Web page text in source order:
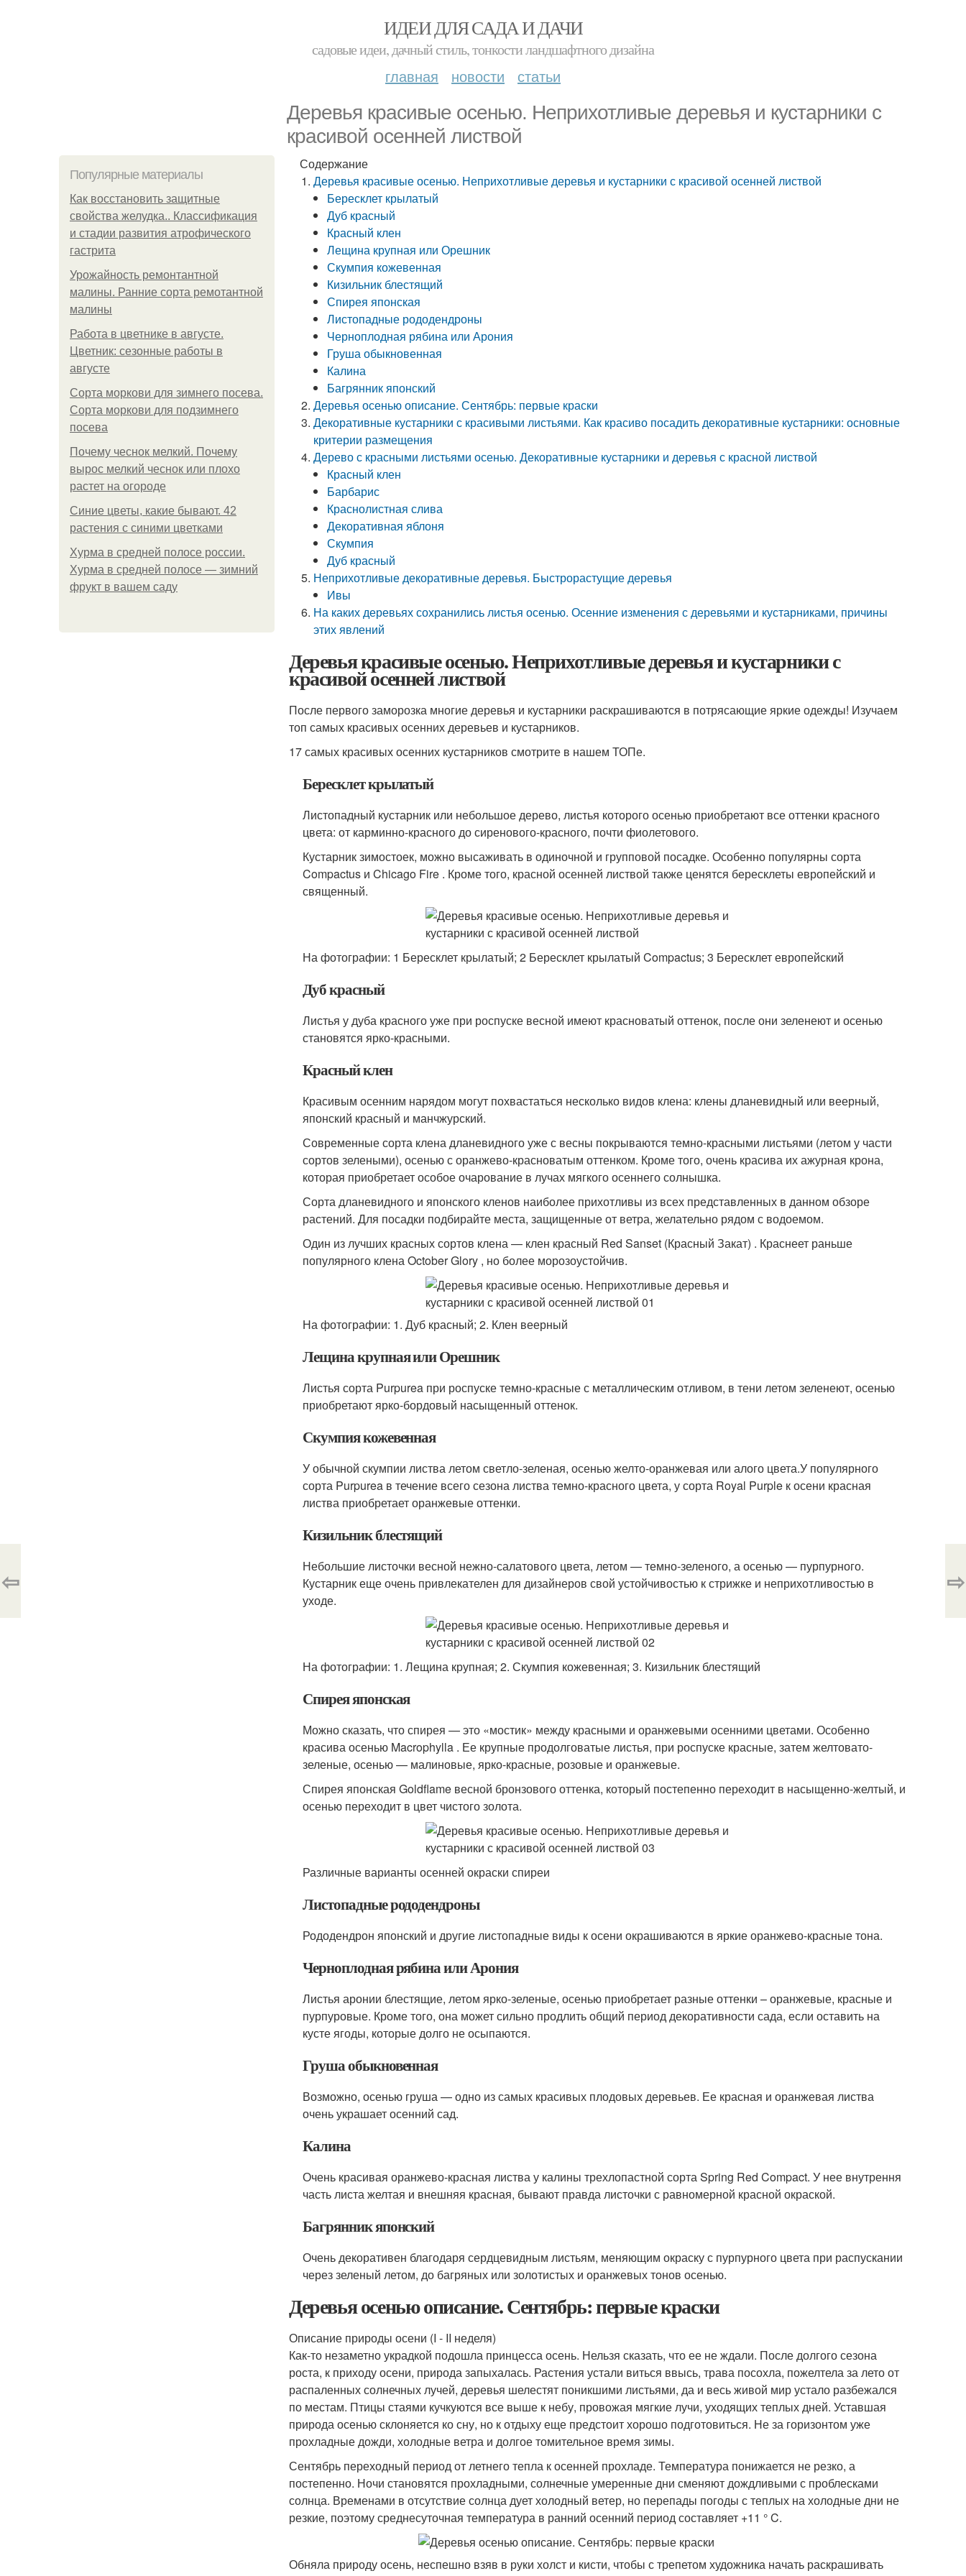
ИДЕИ ДЛЯ САДА И ДАЧИ
садовые идеи, дачный стиль, тонкости ландшафтного дизайна
главная новости статьи
Деревья красивые осенью. Неприхотливые деревья и кустарники с
красивой осенней листвой
Популярные материалы
Как восстановить защитные
свойства желудка.. Классификация
и стадии развития атрофического
гастрита
Урожайность ремонтантной
малины. Ранние сорта ремотантной
малины
Работа в цветнике в августе.
Цветник: сезонные работы в
августе
Сорта моркови для зимнего посева.
Сорта моркови для подзимнего
посева
Почему чеснок мелкий. Почему
вырос мелкий чеснок или плохо
растет на огороде
Синие цветы, какие бывают. 42
растения с синими цветками
Хурма в средней полосе россии.
Хурма в средней полосе — зимний
фрукт в вашем саду
Содержание
Деревья красивые осенью. Неприхотливые деревья и кустарники с красивой осенней листвой
Бересклет крылатый
Дуб красный
Красный клен
Лещина крупная или Орешник
Скумпия кожевенная
Кизильник блестящий
Спирея японская
Листопадные рододендроны
Черноплодная рябина или Арония
Груша обыкновенная
Калина
Багрянник японский
Деревья осенью описание. Сентябрь: первые краски
Декоративные кустарники с красивыми листьями. Как красиво посадить декоративные кустарники: основные
критерии размещения
Дерево с красными листьями осенью. Декоративные кустарники и деревья с красной листвой
Красный клен
Барбарис
Краснолистная слива
Декоративная яблоня
Скумпия
Дуб красный
Неприхотливые декоративные деревья. Быстрорастущие деревья
Ивы
На каких деревьях сохранились листья осенью. Осенние изменения с деревьями и кустарниками, причины
этих явлений
Деревья красивые осенью. Неприхотливые деревья и кустарники с
красивой осенней листвой
После первого заморозка многие деревья и кустарники раскрашиваются в потрясающие яркие одежды! Изучаем
топ самых красивых осенних деревьев и кустарников.
17 самых красивых осенних кустарников смотрите в нашем ТОПе.
Бересклет крылатый
Листопадный кустарник или небольшое дерево, листья которого осенью приобретают все оттенки красного
цвета: от карминно-красного до сиренового-красного, почти фиолетового.
Кустарник зимостоек, можно высаживать в одиночной и групповой посадке. Особенно популярны сорта
Compactus и Chicago Fire . Кроме того, красной осенней листвой также ценятся бересклеты европейский и
священный.
На фотографии: 1 Бересклет крылатый; 2 Бересклет крылатый Compactus; 3 Бересклет европейский
Дуб красный
Листья у дуба красного уже при роспуске весной имеют красноватый оттенок, после они зеленеют и осенью
становятся ярко-красными.
Красный клен
Красивым осенним нарядом могут похвастаться несколько видов клена: клены дланевидный или веерный,
японский красный и манчжурский.
Современные сорта клена дланевидного уже с весны покрываются темно-красными листьями (летом у части
сортов зелеными), осенью с оранжево-красноватым оттенком. Кроме того, очень красива их ажурная крона,
которая приобретает особое очарование в лучах мягкого осеннего солнышка.
Сорта дланевидного и японского кленов наиболее прихотливы из всех представленных в данном обзоре
растений. Для посадки подбирайте места, защищенные от ветра, желательно рядом с водоемом.
Один из лучших красных сортов клена — клен красный Red Sanset (Красный Закат) . Краснеет раньше
популярного клена October Glory , но более морозоустойчив.
На фотографии: 1. Дуб красный; 2. Клен веерный
Лещина крупная или Орешник
Листья сорта Purpurea при роспуске темно-красные с металлическим отливом, в тени летом зеленеют, осенью
приобретают ярко-бордовый насыщенный оттенок.
Скумпия кожевенная
У обычной скумпии листва летом светло-зеленая, осенью желто-оранжевая или алого цвета.У популярного
сорта Purpurea в течение всего сезона листва темно-красного цвета, у сорта Royal Purple к осени красная
листва приобретает оранжевые оттенки.
Кизильник блестящий
Небольшие листочки весной нежно-салатового цвета, летом — темно-зеленого, а осенью — пурпурного.
Кустарник еще очень привлекателен для дизайнеров свой устойчивостью к стрижке и неприхотливостью в
уходе.
На фотографии: 1. Лещина крупная; 2. Скумпия кожевенная; 3. Кизильник блестящий
Спирея японская
Можно сказать, что спирея — это «мостик» между красными и оранжевыми осенними цветами. Особенно
красива осенью Macrophylla . Ее крупные продолговатые листья, при роспуске красные, затем желтовато-
зеленые, осенью — малиновые, ярко-красные, розовые и оранжевые.
Спирея японская Goldflame весной бронзового оттенка, который постепенно переходит в насыщенно-желтый, и
осенью переходит в цвет чистого золота.
Различные варианты осенней окраски спиреи
Листопадные рододендроны
Рододендрон японский и другие листопадные виды к осени окрашиваются в яркие оранжево-красные тона.
Черноплодная рябина или Арония
Листья аронии блестящие, летом ярко-зеленые, осенью приобретает разные оттенки – оранжевые, красные и
пурпуровые. Кроме того, она может сильно продлить общий период декоративности сада, если оставить на
кусте ягоды, которые долго не осыпаются.
Груша обыкновенная
Возможно, осенью груша — одно из самых красивых плодовых деревьев. Ее красная и оранжевая листва
очень украшает осенний сад.
Калина
Очень красивая оранжево-красная листва у калины трехлопастной сорта Spring Red Compact. У нее внутрення
часть листа желтая и внешняя красная, бывают правда листочки с равномерной красной окраской.
Багрянник японский
Очень декоративен благодаря сердцевидным листьям, меняющим окраску с пурпурного цвета при распускании
через зеленый летом, до багряных или золотистых и оранжевых тонов осенью.
Деревья осенью описание. Сентябрь: первые краски
Описание природы осени (I - II неделя)
Как-то незаметно украдкой подошла принцесса осень. Нельзя сказать, что ее не ждали. После долгого сезона
роста, к приходу осени, природа запыхалась. Растения устали виться ввысь, трава посохла, пожелтела за лето от
распаленных солнечных лучей, деревья шелестят поникшими листьями, да и весь живой мир устало разбежался
по местам. Птицы стаями кучкуются все выше к небу, провожая мягкие лучи, уходящих теплых дней. Уставшая
природа осенью склоняется ко сну, но к отдыху еще предстоит хорошо подготовиться. Не за горизонтом уже
прохладные дожди, холодные ветра и долгое томительное время зимы.
Сентябрь переходный период от летнего тепла к осенней прохладе. Температура понижается не резко, а
постепенно. Ночи становятся прохладными, солнечные умеренные дни сменяют дождливыми с проблесками
солнца. Временами в отсутствие солнца дует холодный ветер, но перепады погоды с теплых на холодные дни не
резкие, поэтому среднесуточная температура в ранний осенний период составляет +11 ° C.
Обняла природу осень, неспешно взяв в руки холст и кисти, чтобы с трепетом художника начать раскрашивать
⇦ ⇨